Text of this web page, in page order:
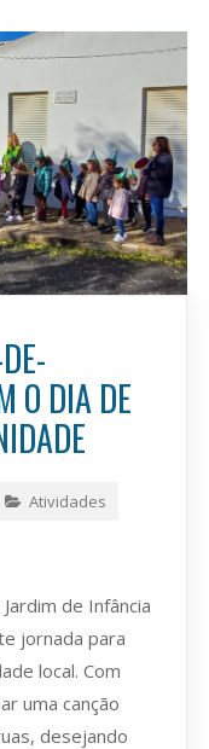
O DIA DE
Atividades
de Infância
jornada para
local. Com
uma canção
desejando